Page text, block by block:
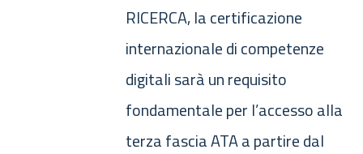
RICERCA, la certificazione
internazionale di competenze
digitali sarà un requisito
fondamentale per l’accesso alla
terza fascia ATA a partire dal